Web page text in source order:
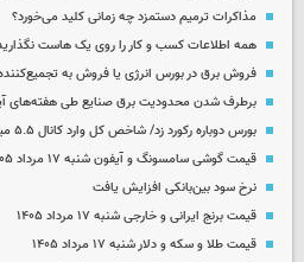
مذاکرات ترمیم دستمزد چه زمانی کلید می‌خورد؟
همه اطلاعات کسب‌ و کار را روی یک هاست
فروش برق در بورس انرژی یا فروش به تجمیع‌کننده؟
برطرف شدن محدودیت‌ برق صنایع طی هفته‌های
بورس دوباره رکورد زد/ شاخص کل وارد کانال ۵.۵ میلیون واحد شد
قیمت گوشی سامسونگ و آیفون شنبه ۱۷ مرداد ۱۴۰۵
نرخ سود بین‌بانکی افزایش یافت
قیمت برنج ایرانی و خارجی شنبه ۱۷ مرداد ۱۴۰۵
قیمت طلا و سکه و دلار شنبه ۱۷ مرداد ۱۴۰۵